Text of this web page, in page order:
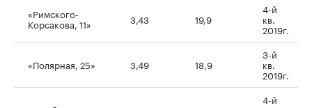
«Римского-
Корсакова, 11» 3,43 19,9
4-й
кв.
2019г.
«Полярная, 25» 3,49 18,9
3-й
кв.
2019г.
4-й